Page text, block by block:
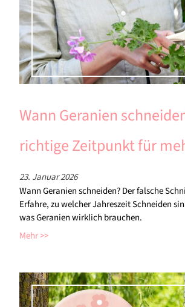
Wann Geranien
richtige Zeitpunkt für
23. Januar 2026
Wann Geranien schneiden? Der falsche
Erfahre, zu welcher Jahreszeit Schneiden
was Geranien wirklich brauchen.
Mehr